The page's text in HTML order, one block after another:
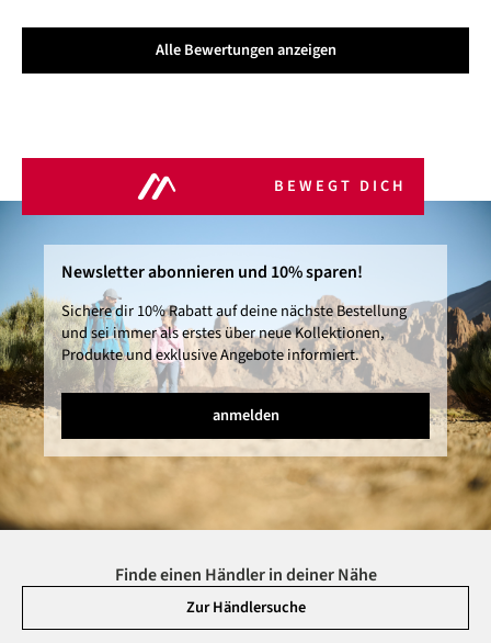
Alle Bewertungen anzeigen
BEWEGT DICH
Newsletter abonnieren und 10% sparen!
Sichere dir 10% Rabatt auf deine nächste Bestellung
und sei immer als erstes über neue Kollektionen,
Produkte und exklusive Angebote informiert.
anmelden
Finde einen Händler in deiner Nähe
Zur Händlersuche